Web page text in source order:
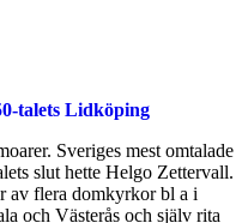
talets Lidköping
Sveriges mest omtalade
slut hette Helgo Zettervall.
av flera domkyrkor bl a i
och Västerås och själv rita